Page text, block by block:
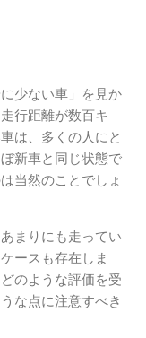
少ない車」を見か
行距離が数百キ
は、多くの人にと
新車と同じ状態で
当然のことでしょ
まりにも走ってい
ースも存在しま
のような評価を受
な点に注意すべき